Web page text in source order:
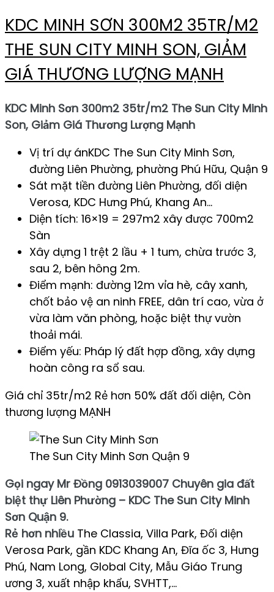
KDC MINH SƠN 300M2 35TR/M2
THE SUN CITY MINH SON, GIẢM
GIÁ THƯƠNG LƯỢNG MẠNH
KDC Minh Sơn 300m2 35tr/m2 The Sun City Minh
Son, Giảm Giá Thương Lượng Mạnh
Vị trí dự ánKDC The Sun City Minh Sơn,
đường Liên Phường, phường Phú Hữu, Quận 9
Sát mặt tiền đường Liên Phường, đối diện
Verosa, KDC Hưng Phú, Khang An…
Diện tích: 16×19 = 297m2 xây được 700m2
Sàn
Xây dựng 1 trệt 2 lầu + 1 tum, chừa trước 3,
sau 2, bên hông 2m.
Điểm mạnh: đường 12m vỉa hè, cây xanh,
chốt bảo vệ an ninh FREE, dân trí cao, vừa ở
vừa làm văn phòng, hoặc biệt thự vườn
thoải mái.
Điểm yếu: Pháp lý đất hợp đồng, xây dựng
hoàn công ra sổ sau.
Giá chỉ 35tr/m2 Rẻ hơn 50% đất đối diện, Còn
thương lượng MẠNH
The Sun City Minh Sơn Quận 9
Gọi ngay Mr Đồng 0913039007 Chuyên gia đất
biệt thự Liên Phường – KDC The Sun City Minh
Sơn Quận 9.
Rẻ hơn nhiều The Classia, Villa Park, Đối diện
Verosa Park, gần KDC Khang An, Đĩa ốc 3, Hưng
Phú, Nam Long, Global City, Mẫu Giáo Trung
ương 3, xuất nhập khẩu, SVHTT,…